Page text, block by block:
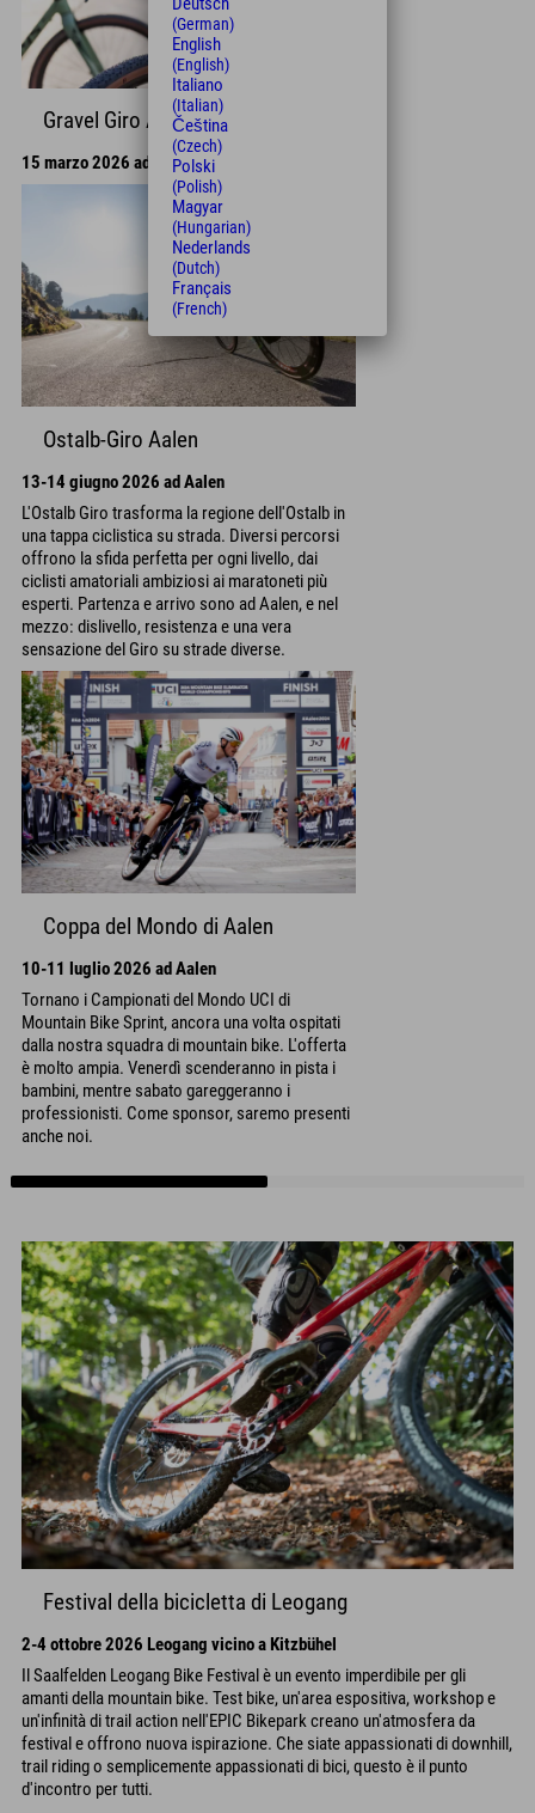
Gravel Giro Aalen
15 marzo 2026 ad Aalen
Ostalb-Giro Aalen
13-14 giugno 2026 ad Aalen
L'Ostalb Giro trasforma la regione dell'Ostalb in
una tappa ciclistica su strada. Diversi percorsi
offrono la sfida perfetta per ogni livello, dai
ciclisti amatoriali ambiziosi ai maratoneti più
esperti. Partenza e arrivo sono ad Aalen, e nel
mezzo: dislivello, resistenza e una vera
sensazione del Giro su strade diverse.
Coppa del Mondo di Aalen
10-11 luglio 2026 ad Aalen
Tornano i Campionati del Mondo UCI di
Mountain Bike Sprint, ancora una volta ospitati
dalla nostra squadra di mountain bike. L'offerta
è molto ampia. Venerdì scenderanno in pista i
bambini, mentre sabato gareggeranno i
professionisti. Come sponsor, saremo presenti
anche noi.
Festival della bicicletta di Leogang
2-4 ottobre 2026 Leogang vicino a Kitzbühel
Il Saalfelden Leogang Bike Festival è un evento imperdibile per gli
amanti della mountain bike. Test bike, un'area espositiva, workshop e
un'infinità di trail action nell'EPIC Bikepark creano un'atmosfera da
festival e offrono nuova ispirazione. Che siate appassionati di downhill,
trail riding o semplicemente appassionati di bici, questo è il punto
d'incontro per tutti.
(German)
English
(English)
Italiano
(Italian)
Čeština
(Czech)
Polski
(Polish)
Magyar
(Hungarian)
Nederlands
(Dutch)
Français
(French)